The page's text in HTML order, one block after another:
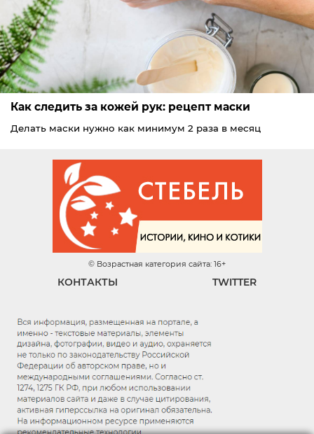
Как следить за кожей рук: рецепт маски
Делать маски нужно как минимум 2 раза в месяц
© Возрастная категория сайта: 16+
КОНТАКТЫ TWITTER